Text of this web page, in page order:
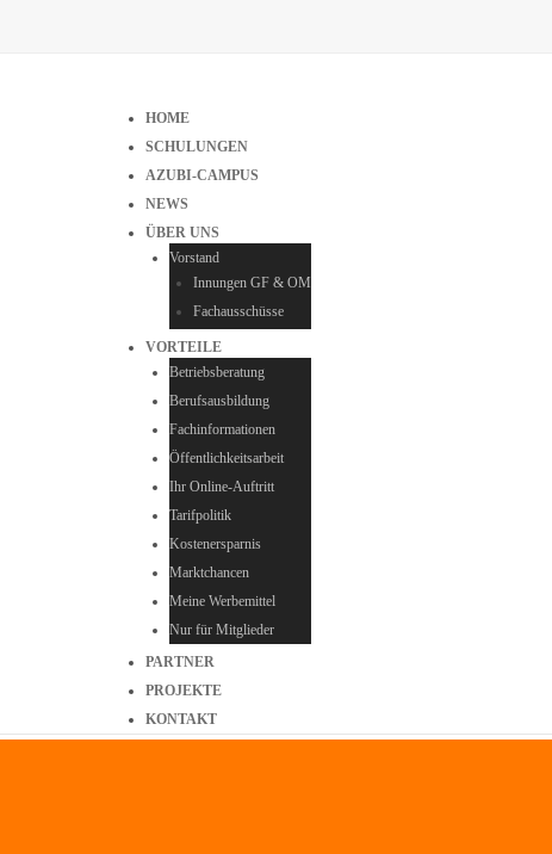
HOME
SCHULUNGEN
AZUBI-CAMPUS
NEWS
ÜBER UNS
Vorstand
Innungen GF & OM
Fachausschüsse
VORTEILE
Betriebsberatung
Berufsausbildung
Fachinformationen
Öffentlichkeitsarbeit
Ihr Online-Auftritt
Tarifpolitik
Kostenersparnis
Marktchancen
Meine Werbemittel
Nur für Mitglieder
PARTNER
PROJEKTE
KONTAKT